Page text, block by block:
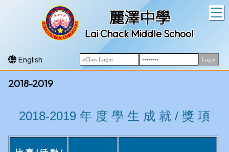
麗澤中學
Lai Chack Middle School
English
2018-2019